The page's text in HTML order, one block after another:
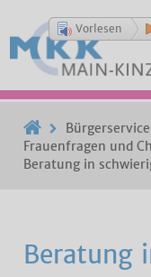
Vorlesen
Bürgerservice
Frauenfragen und
Beratung in
Beratung